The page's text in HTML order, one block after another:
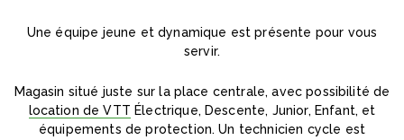
Une équipe jeune et dynamique est présente pour vous
servir.
Magasin situé juste sur la place centrale, avec possibilité de
location de VTT Électrique, Descente, Junior, Enfant, et
équipements de protection. Un technicien cycle est